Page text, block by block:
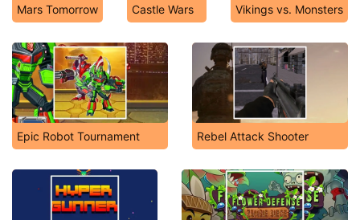
Mars Tomorrow Castle Wars Vikings vs. Monsters
Epic Robot Tournament Rebel Attack Shooter